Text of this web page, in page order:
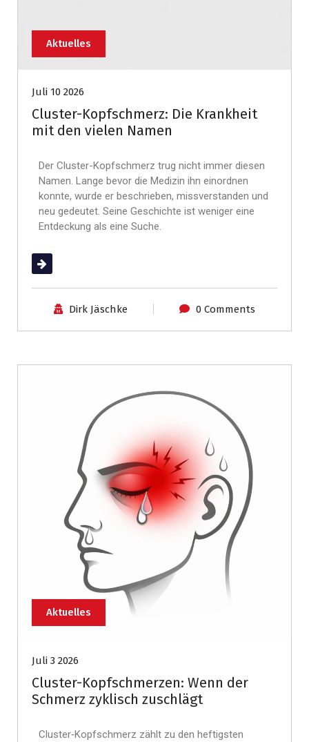
Aktuelles
Juli 10 2026
Cluster-Kopfschmerz: Die Krankheit
mit den vielen Namen
Der Cluster-Kopfschmerz trug nicht immer diesen
Namen. Lange bevor die Medizin ihn einordnen
konnte, wurde er beschrieben, missverstanden und
neu gedeutet. Seine Geschichte ist weniger eine
Entdeckung als eine Suche.
(mehr …)
Dirk Jäschke 0 Comments
Aktuelles
Juli 3 2026
Cluster-Kopfschmerzen: Wenn der
Schmerz zyklisch zuschlägt
Cluster‑Kopfschmerz zählt zu den heftigsten